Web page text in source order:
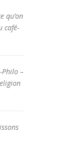
qu’on
café-
Philo –